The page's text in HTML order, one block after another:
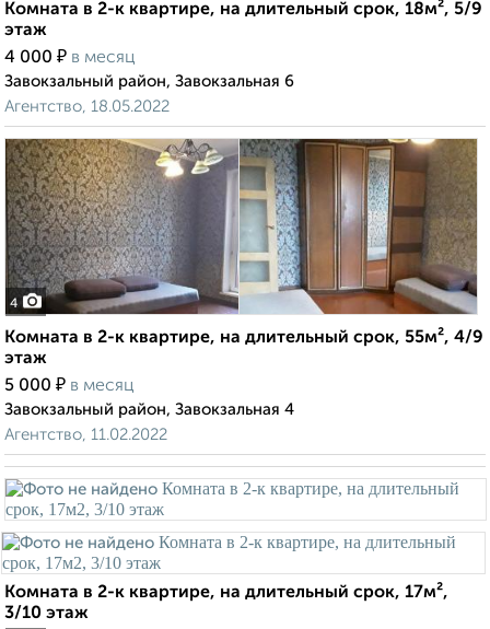
Комната в 2-к квартире, на длительный срок, 18м², 5/9
этаж
4 000 ₽ в месяц
Завокзальный район, Завокзальная 6
Агентство, 18.05.2022
4
Комната в 2-к квартире, на длительный срок, 55м², 4/9
этаж
5 000 ₽ в месяц
Завокзальный район, Завокзальная 4
Агентство, 11.02.2022
Комната в 2-к квартире, на длительный срок, 17м²,
3/10 этаж